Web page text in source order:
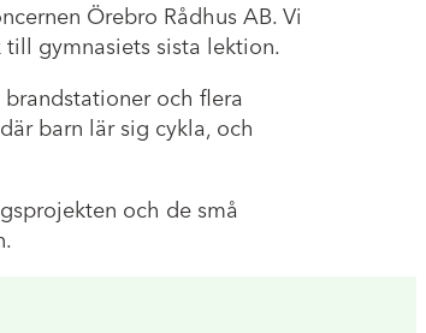
Örebro Rådhus AB. Vi
gymnasiets sista lektion.
och flera
barn lär sig cykla, och
och de små